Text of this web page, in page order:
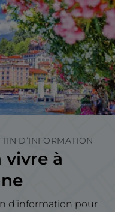
D’INFORMATION
vivre à
d’information pour